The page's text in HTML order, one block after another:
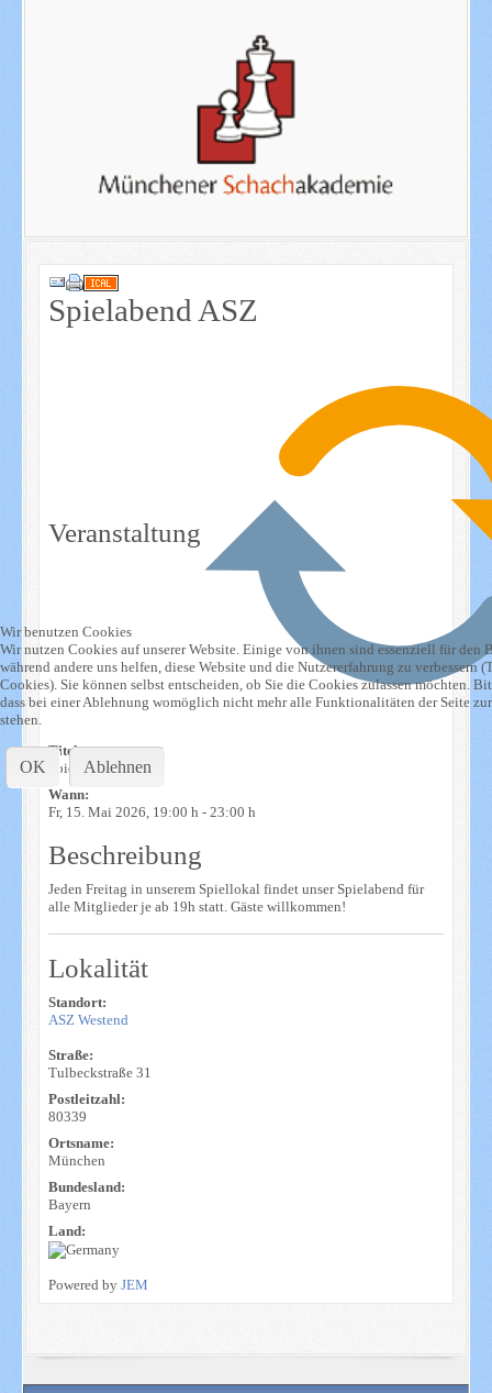
Spielabend ASZ
Veranstaltung
Titel:
Spielabend ASZ
Wann:
Fr, 15. Mai 2026, 19:00 h - 23:00 h
Beschreibung
Jeden Freitag in unserem Spiellokal findet unser Spielabend für
alle Mitglieder je ab 19h statt. Gäste willkommen!
Lokalität
Standort:
ASZ Westend
Straße:
Tulbeckstraße 31
Postleitzahl:
80339
Ortsname:
München
Bundesland:
Bayern
Land:
Powered by JEM
Wir benutzen Cookies
Wir nutzen Cookies auf unserer Website. Einige von ihnen sind essenziell für den
während andere uns helfen, diese Website und die Nutzererfahrung zu verbessern
Cookies). Sie können selbst entscheiden, ob Sie die Cookies zulassen möchten.
dass bei einer Ablehnung womöglich nicht mehr alle Funktionalitäten der Seite
stehen.
OK Ablehnen